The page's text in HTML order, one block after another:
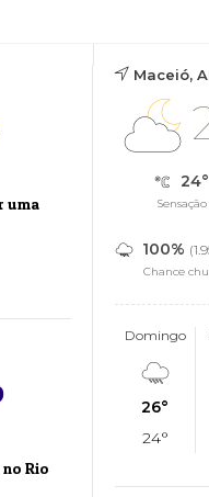
uma
Rio
Maceió,
24°
Sensação
100%
Chance
Domingo
26°
24°